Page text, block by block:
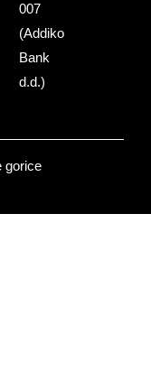
007
(Addiko
Bank
d.d.)
gorice